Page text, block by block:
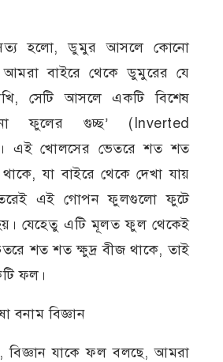
সত্য হলো, ডুমুর আসলে কোনো
বাইরে থেকে ডুমুরের যে
সেটি আসলে একটি বিশেষ
ফুলের গুচ্ছ’ (Inverted
এই খোলসের ভেতরে শত শত
যা বাইরে থেকে দেখা যায়
এই গোপন ফুলগুলো ফুটে
যেহেতু এটি মূলত ফুল থেকেই
শত শত ক্ষুদ্র বীজ থাকে, তাই
ফল।
বনাম বিজ্ঞান
বিজ্ঞান যাকে ফল বলছে, আমরা